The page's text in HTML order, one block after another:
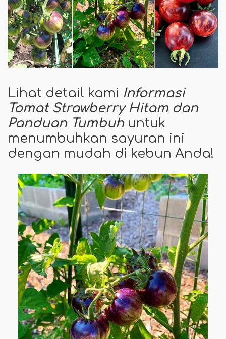
Lihat detail kami Informasi
Tomat Strawberry Hitam dan
Panduan Tumbuhuntuk
menumbuhkan sayuran ini
dengan mudah di kebun Anda!